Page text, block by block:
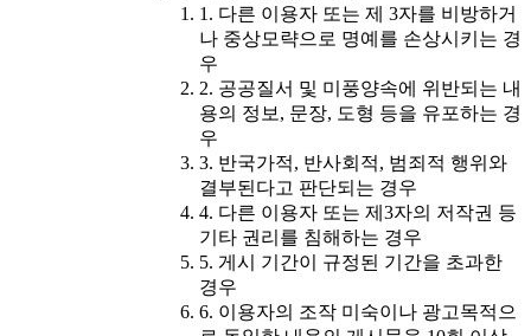
1. 다른 이용자 또는 제 3자를 비방하거
나 중상모략으로 명예를 손상시키는 경
우
2. 공공질서 및 미풍양속에 위반되는 내
용의 정보, 문장, 도형 등을 유포하는 경
우
3. 반국가적, 반사회적, 범죄적 행위와
결부된다고 판단되는 경우
4. 다른 이용자 또는 제3자의 저작권 등
기타 권리를 침해하는 경우
5. 게시 기간이 규정된 기간을 초과한
경우
6. 이용자의 조작 미숙이나 광고목적으